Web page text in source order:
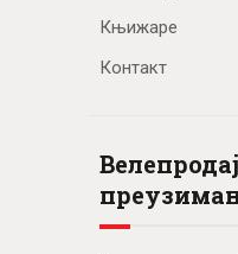
Књижаре
Контакт